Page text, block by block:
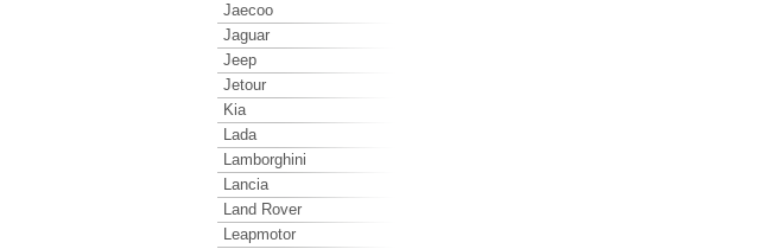
Jaecoo
Jaguar
Jeep
Jetour
Kia
Lada
Lamborghini
Lancia
Land Rover
Leapmotor